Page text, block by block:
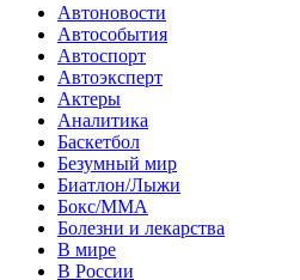
Автоновости
Автособытия
Автоспорт
Автоэксперт
Актеры
Аналитика
Баскетбол
Безумный мир
Биатлон/Лыжи
Бокс/MMA
Болезни и лекарства
В мире
В России